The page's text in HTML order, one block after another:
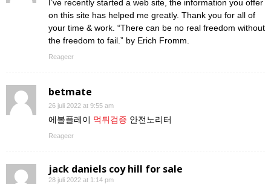
I’ve recently started a web site, the information you offer
on this site has helped me greatly. Thank you for all of
your time & work. “There can be no real freedom without
the freedom to fail.” by Erich Fromm.
Reageer
betmate
26 juli 2022 at 9:55 am
에볼플레이 먹튀검증 안전노리터
Reageer
jack daniels coy hill for sale
28 juli 2022 at 1:14 pm